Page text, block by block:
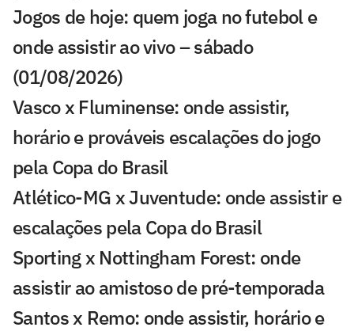
Jogos de hoje: quem joga no futebol e
onde assistir ao vivo – sábado
(01/08/2026)
Vasco x Fluminense: onde assistir,
horário e prováveis escalações do jogo
pela Copa do Brasil
Atlético-MG x Juventude: onde assistir e
escalações pela Copa do Brasil
Sporting x Nottingham Forest: onde
assistir ao amistoso de pré-temporada
Santos x Remo: onde assistir, horário e